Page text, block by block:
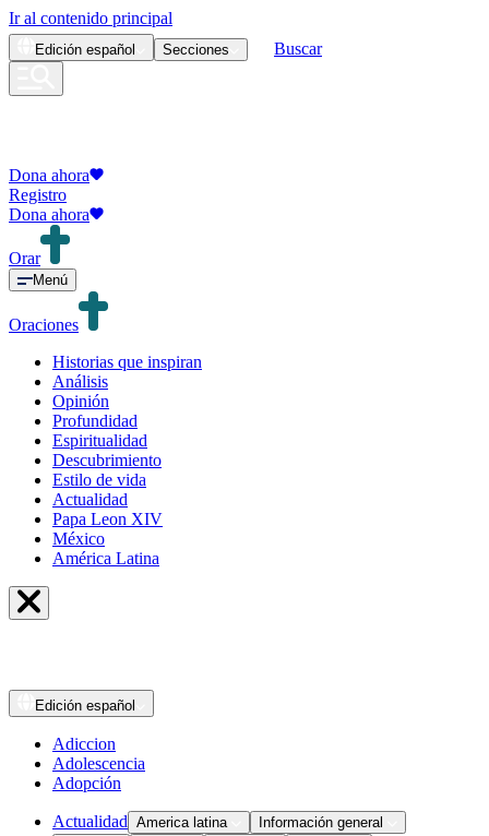
Ir al contenido principal
Edición español Secciones Buscar
Dona ahora
Registro
Dona ahora
Orar
Menú
Oraciones
Historias que inspiran
Análisis
Opinión
Profundidad
Espiritualidad
Descubrimiento
Estilo de vida
Actualidad
Papa Leon XIV
México
América Latina
Edición español
Adiccion
Adolescencia
Adopción
Actualidad America latina
Información general